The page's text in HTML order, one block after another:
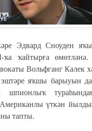
Эдвард Сноуден
ҡайтырға өмөтләнә.
Вольфганг Калек
яҡшы барыуын да
Американлы үткән
тапты.